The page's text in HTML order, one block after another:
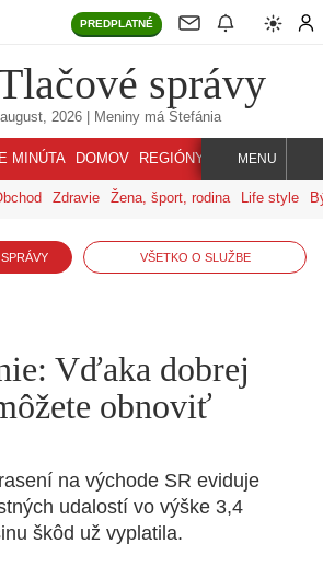
PREDPLATNÉ
správy
2026 | Meniny má Štefánia
MINÚTA DOMOV REGIÓNY INDEX SVET
MENU
Zdravie Žena, šport, rodina Life style
VŠETKO O SLUŽBE
Vďaka dobrej
obnoviť
na východe SR eviduje
udalostí vo výške 3,4
škôd už vyplatila.